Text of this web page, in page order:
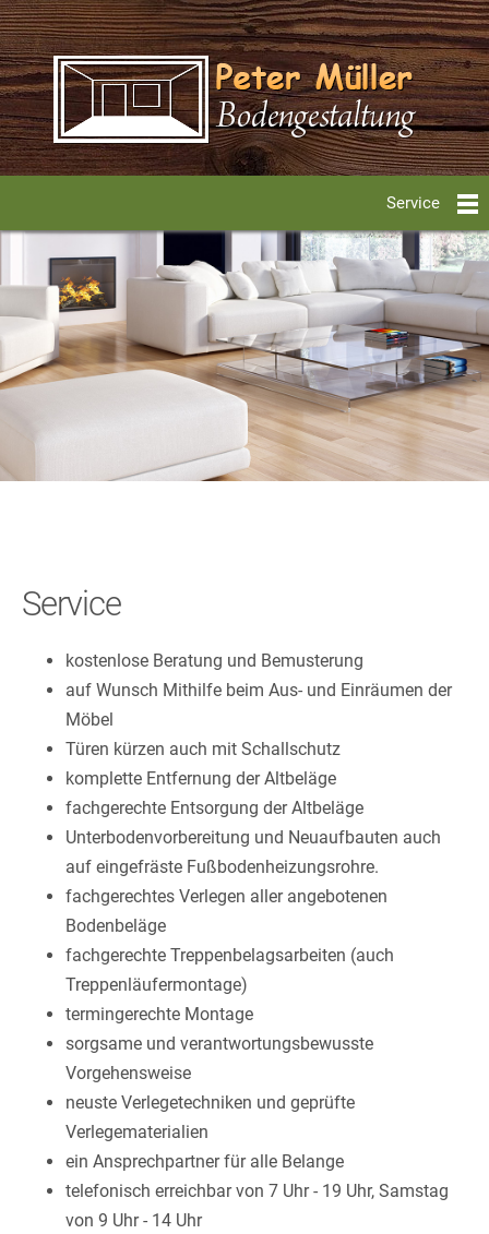
Service
Service
kostenlose Beratung und Bemusterung
auf Wunsch Mithilfe beim Aus- und Einräumen der
Möbel
Türen kürzen auch mit Schallschutz
komplette Entfernung der Altbeläge
fachgerechte Entsorgung der Altbeläge
Unterbodenvorbereitung und Neuaufbauten auch
auf eingefräste Fußbodenheizungsrohre.
fachgerechtes Verlegen aller angebotenen
Bodenbeläge
fachgerechte Treppenbelagsarbeiten (auch
Treppenläufermontage)
termingerechte Montage
sorgsame und verantwortungsbewusste
Vorgehensweise
neuste Verlegetechniken und geprüfte
Verlegematerialien
ein Ansprechpartner für alle Belange
telefonisch erreichbar von 7 Uhr - 19 Uhr, Samstag
von 9 Uhr - 14 Uhr